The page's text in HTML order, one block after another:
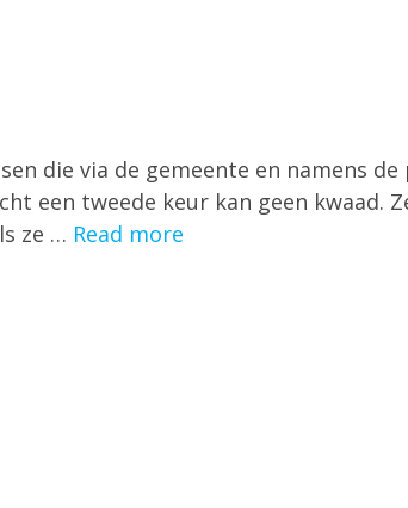
die via de gemeente en namens
een tweede keur kan geen kwaad.
ze … Read more